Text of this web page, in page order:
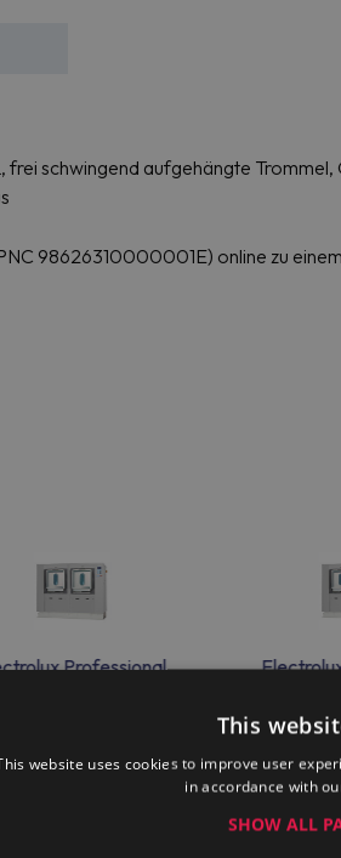
schwingend aufgehängte
98626310000001E) online zu
Professional
This
website uses cookies to improve user
in accordance with
SHOW ALL